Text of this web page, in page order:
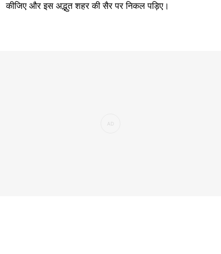
कीजिए और इस अद्भुत शहर की सैर पर निकल पड़िए।